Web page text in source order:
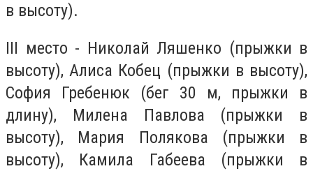
в высоту).
III место - Николай Ляшенко (прыжки в
высоту), Алиса Кобец (прыжки в высоту),
София Гребенюк (бег 30 м, прыжки в
длину), Милена Павлова (прыжки в
высоту), Мария Полякова (прыжки в
высоту), Камила Габеева (прыжки в